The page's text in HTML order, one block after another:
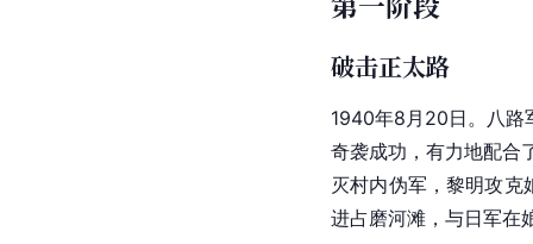
破击正太路
1940年8月20日。八路
奇袭成功，有力地配合
灭村内伪军，黎明攻
进占磨河滩，与日军在